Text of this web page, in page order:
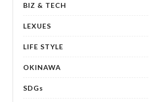
BIZ & TECH
LEXUES
LIFE STYLE
OKINAWA
SDGs